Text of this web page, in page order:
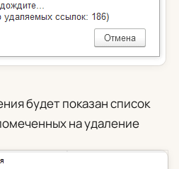
будет показан список
на удаление